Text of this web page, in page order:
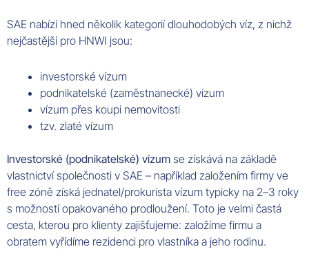
SAE nabízí hned několik kategorií dlouhodobých víz, z nichž
nejčastější pro HNWI jsou:
investorské vízum
podnikatelské (zaměstnanecké) vízum
vízum přes koupi nemovitosti
tzv. zlaté vízum
Investorské (podnikatelské) vízum se získává na základě
vlastnictví společnosti v SAE – například založením firmy ve
free zóně získá jednatel/prokurista vízum typicky na 2–3 roky
s možností opakovaného prodloužení. Toto je velmi častá
cesta, kterou pro klienty zajišťujeme: založíme firmu a
obratem vyřídíme rezidenci pro vlastníka a jeho rodinu.